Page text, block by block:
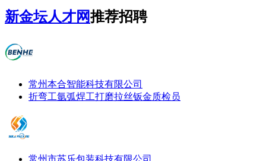
新金坛人才网推荐招聘
常州本合智能科技有限公司
折弯工氩弧焊工打磨拉丝钣金质检员